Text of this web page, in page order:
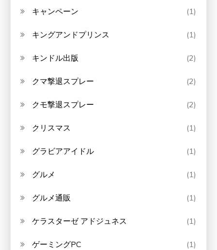
キャンペーン (1)
キングアンドプリンス (1)
キンドル出版 (2)
クマ撃退スプレー (2)
クモ撃退スプレー (2)
クリスマス (1)
グラビアアイドル (1)
グルメ (1)
グルメ通販 (1)
ケラスターゼ アドジュネス (1)
ゲーミングPC (1)